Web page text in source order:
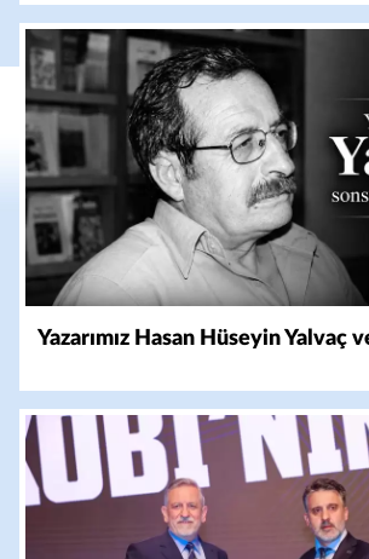
Yazarımız Hasan Hüseyin Yalvaç